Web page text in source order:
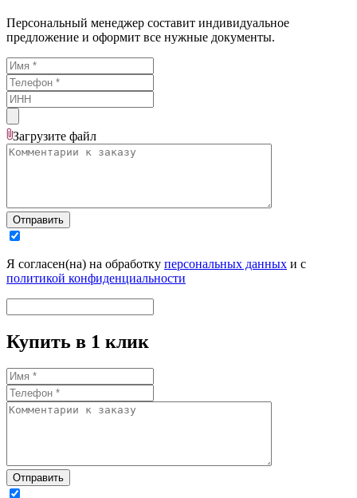
Персональный менеджер составит индивидуальное
предложение и оформит все нужные документы.
Загрузите файл
Отправить
Я согласен(на) на обработку персональных данных и с
политикой конфиденциальности
Купить в 1 клик
Отправить